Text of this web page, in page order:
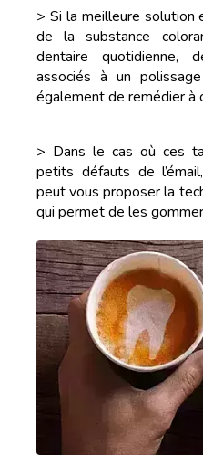
> Si la meilleure solution
de la substance
dentaire quotidienne,
associés à un
également de remédier à
> Dans le cas où ces
petits défauts de
peut vous proposer la
qui permet de les